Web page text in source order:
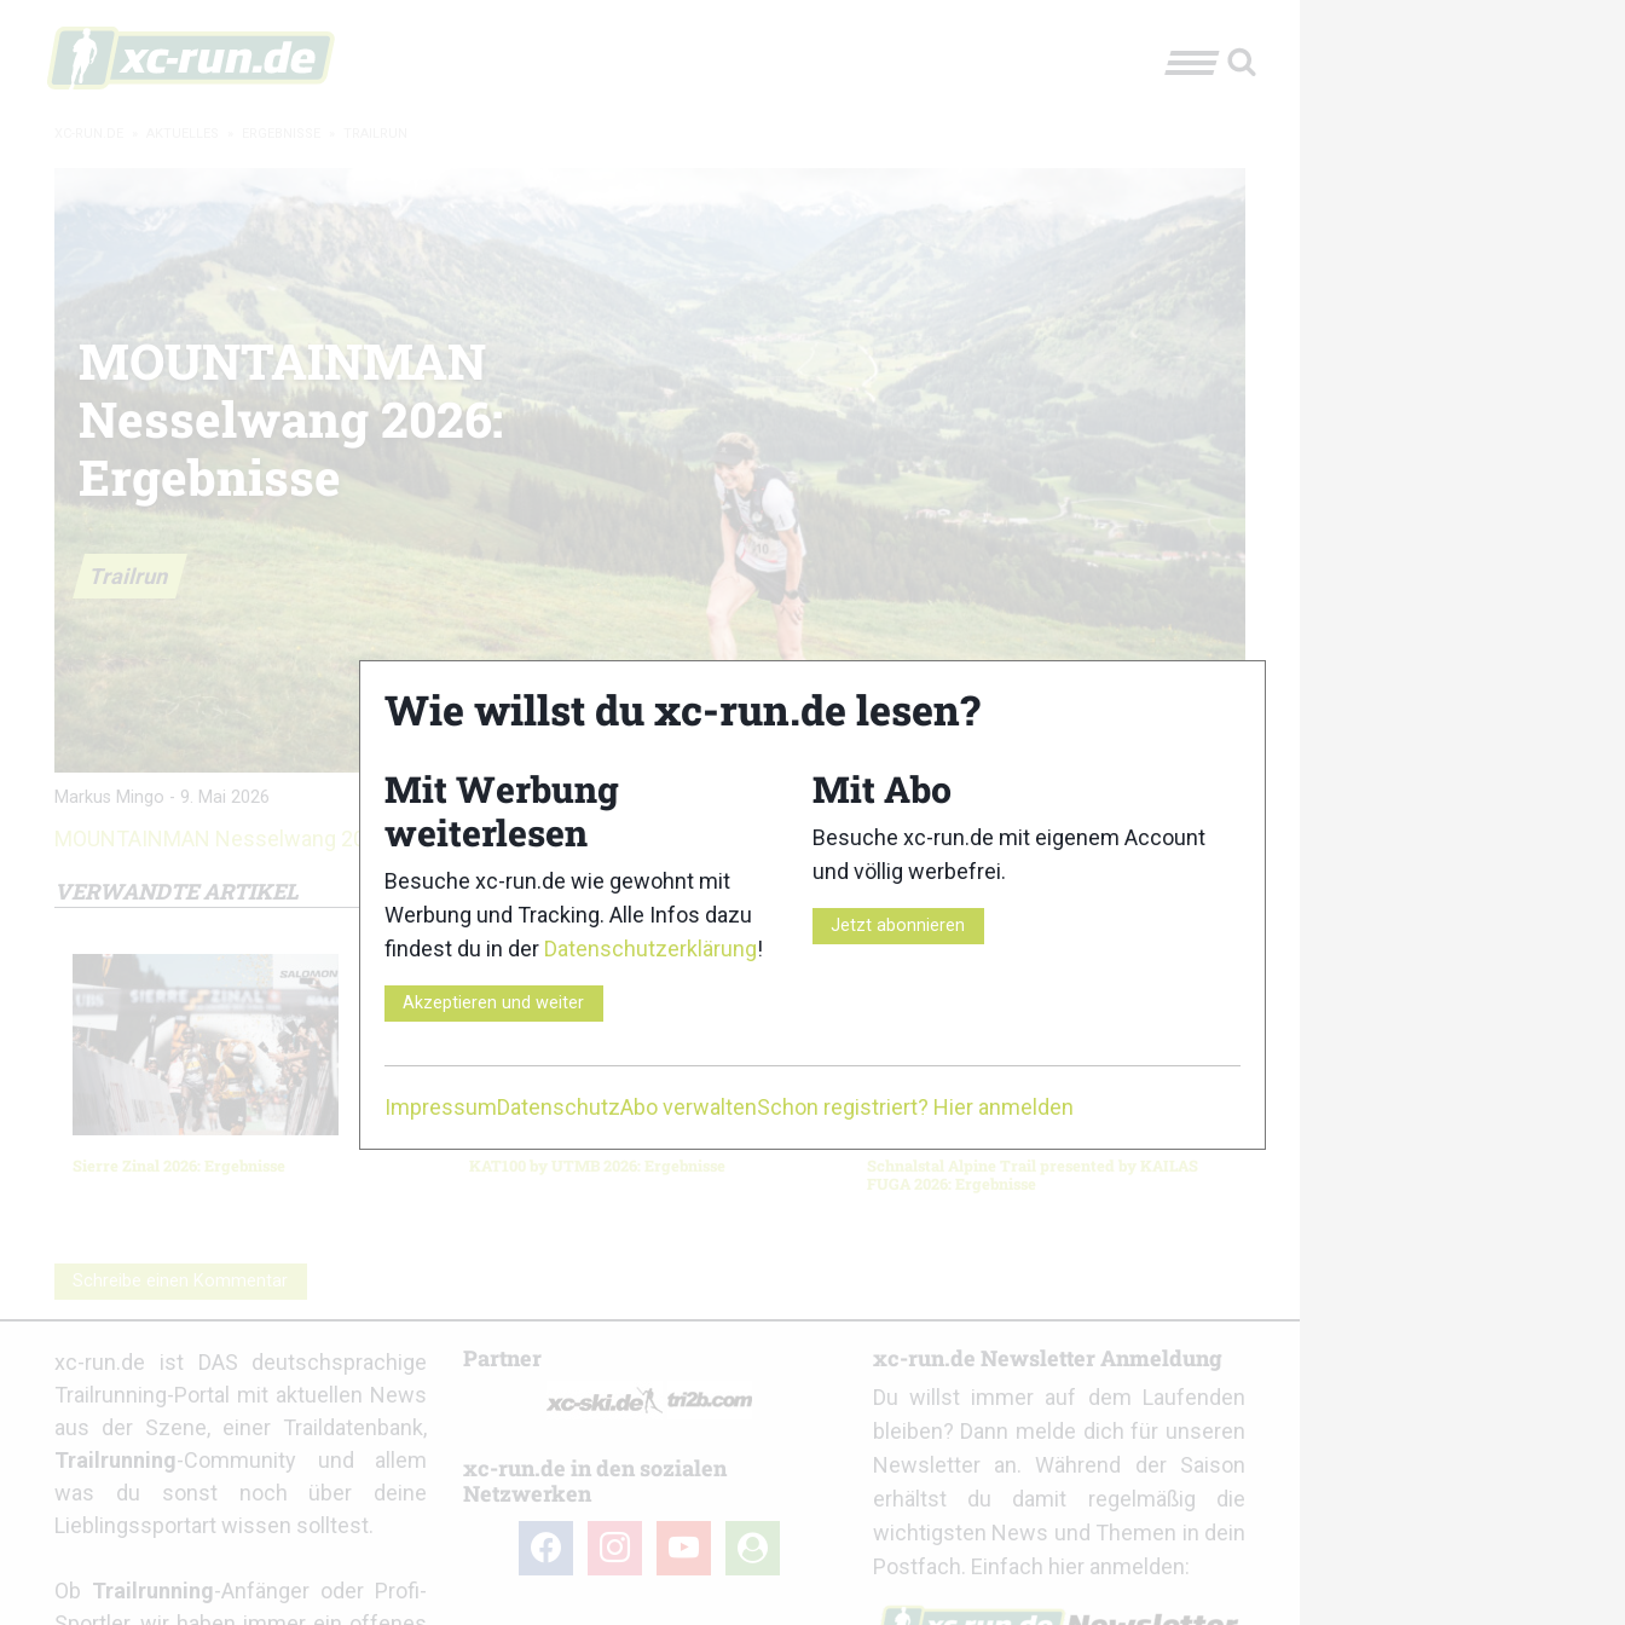
Trailrun
MOUNTAINMAN
Nesselwang 2026:
Ergebnisse
Markus Mingo - 9. Mai 2026
MOUNTAINMAN Nesselwang 2026: Ergebnisse
VERWANDTE ARTIKEL
Sierre Zinal 2026: Ergebnisse KAT100 by UTMB 2026: Ergebnisse
Schnalstal Alpine Trail presented by KAILAS
FUGA 2026: Ergebnisse
Schreibe einen Kommentar
xc-run.de ist DAS deutschsprachige
Trailrunning-Portal mit aktuellen News
aus der Szene, einer Traildatenbank,
Trailrunning-Community und allem
was du sonst noch über deine
Lieblingssportart wissen solltest.
Ob Trailrunning-Anfänger oder Profi-
Partner
xc-run.de in den sozialen
Netzwerken
facebookinstagramyoutube
user-
circle
xc-run.de Newsletter Anmeldung
Du willst immer auf dem Laufenden
bleiben? Dann melde dich für unseren
Newsletter an. Während der Saison
erhältst du damit regelmäßig die
wichtigsten News und Themen in dein
Postfach. Einfach hier anmelden:
Wie willst du xc-run.de lesen?
Mit Werbung
weiterlesen
Besuche xc-run.de wie gewohnt mit
Werbung und Tracking. Alle Infos dazu
findest du in der Datenschutzerklärung!
Akzeptieren und weiter
Mit Abo
Besuche xc-run.de mit eigenem Account
und völlig werbefrei.
Jetzt abonnieren
ImpressumDatenschutzAbo verwaltenSchon registriert? Hier anmelden